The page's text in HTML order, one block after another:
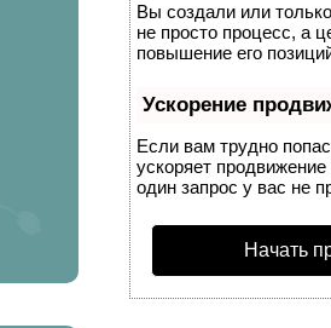
Вы создали или
не просто процесс, а
повышение его
Ускорение
Если вам трудно
ускоряет
один запрос у вас не
Начать